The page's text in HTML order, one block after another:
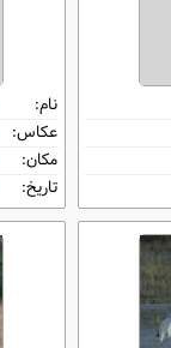
نام:
عکاس:
مکان:
تاریخ: